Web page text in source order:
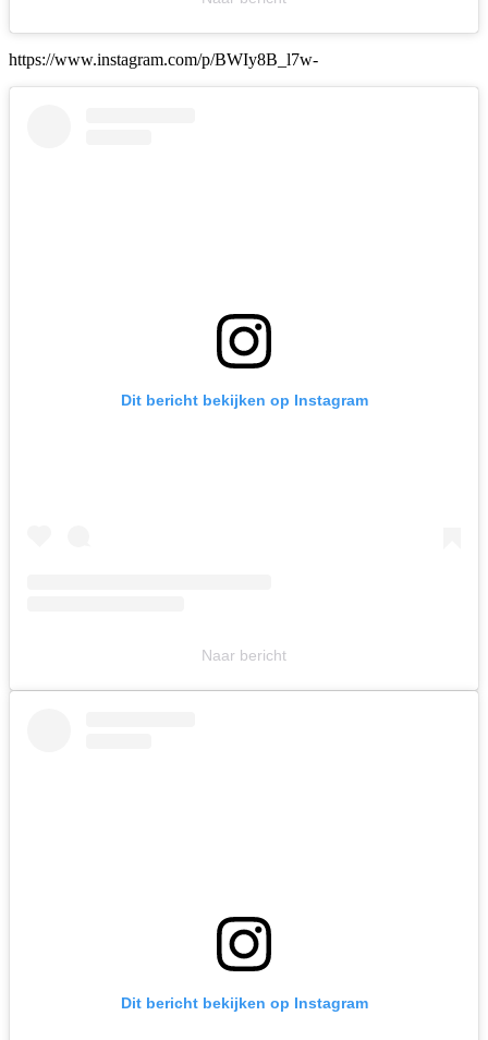
https://www.instagram.com/p/BWIy8B_l7w-
Dit bericht bekijken op Instagram
Naar bericht
Dit bericht bekijken op Instagram